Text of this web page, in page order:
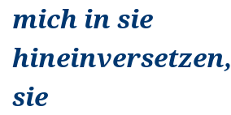
mich in sie
hineinversetzen,
sie